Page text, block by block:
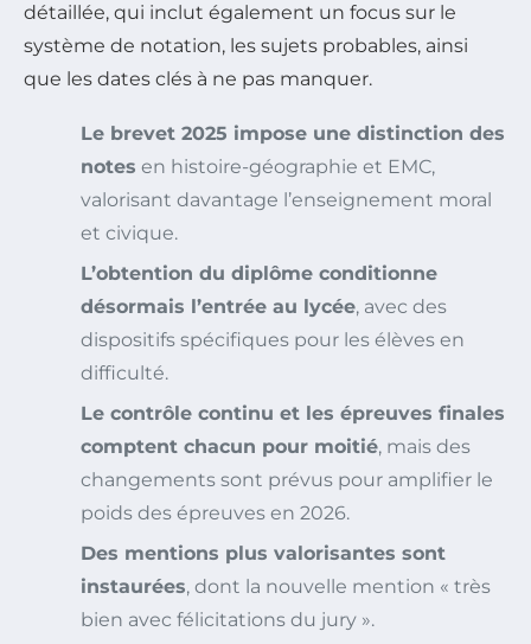
détaillée, qui inclut également un focus sur le
système de notation, les sujets probables, ainsi
que les dates clés à ne pas manquer.
Le brevet 2025 impose une distinction des
notes en histoire-géographie et EMC,
valorisant davantage l’enseignement moral
et civique.
L’obtention du diplôme conditionne
désormais l’entrée au lycée, avec des
dispositifs spécifiques pour les élèves en
difficulté.
Le contrôle continu et les épreuves finales
comptent chacun pour moitié, mais des
changements sont prévus pour amplifier le
poids des épreuves en 2026.
Des mentions plus valorisantes sont
instaurées, dont la nouvelle mention « très
bien avec félicitations du jury ».